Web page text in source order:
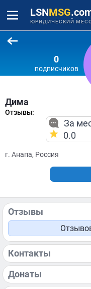
LSNMSG
ЮРИДИЧЕСКИЙ
0
подписчиков
Дима
Отзывы:
За
0.0
г. Анапа, Россия
Отзывы
Контакты
Донаты